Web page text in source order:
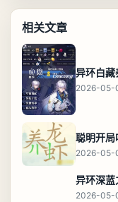
相关文章
2026-05-
2026-05-
异环深蓝
2026-05-